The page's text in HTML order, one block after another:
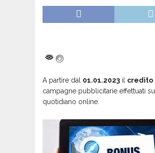
A partire dal 01.01.2023 il credito
campagne pubblicitarie effettuati
quotidiano online.